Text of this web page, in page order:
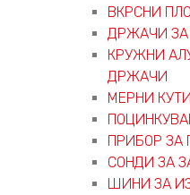
ВКРСНИ
ДРЖАЧИ ЗА
КРУЖНИ
ДРЖАЧИ
МЕРНИ
ПРИБОР ЗА
СОНДИ ЗА
ШИНИ ЗА